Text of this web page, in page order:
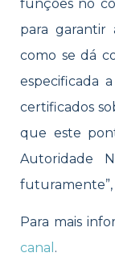
funções no
para garantir
como se dá
especificada
certificados
que este
Autoridade
futuramente”,
Para mais
canal .